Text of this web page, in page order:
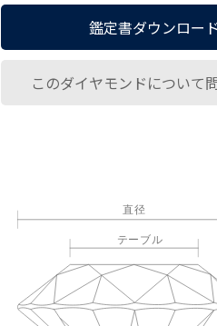
鑑定書ダウンロード
このダイヤモンドについて